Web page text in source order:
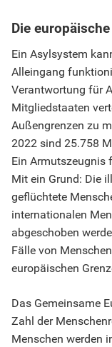
Die
Ein Asylsystem
Alleingang
Verantwortung für
Mitgliedstaaten
Außengrenzen zu
2022 sind 25.758
Ein Armutszeugnis
Mit ein Grund: Die
geflüchtete
internationalen
abgeschoben
Fälle von
europäischen
Das Gemeinsame
Zahl der
Menschen werden